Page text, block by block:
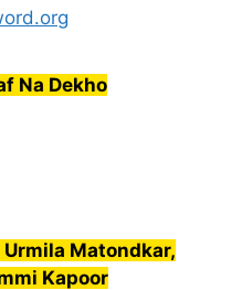
Na Dekho
Urmila Matondkar,
Kapoor